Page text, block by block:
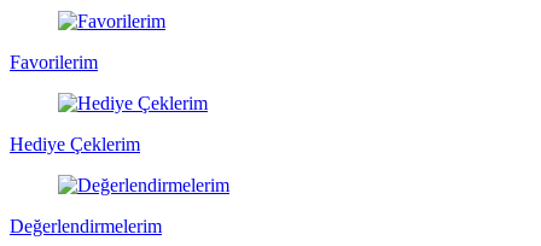
Favorilerim
Hediye Çeklerim
Değerlendirmelerim